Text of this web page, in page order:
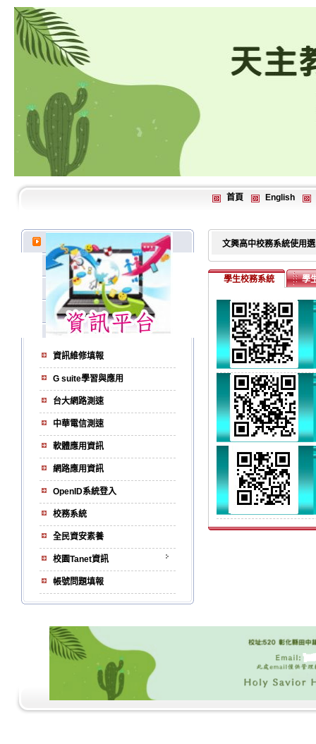
首頁 English
資訊維修填報
G suite學習與應用
台大網路測速
中華電信測速
軟體應用資訊
網路應用資訊
OpenID系統登入
校務系統
全民資安素養
校園Tanet資訊
帳號問題填報
文興高中校務系統使用
學生校務系統 學